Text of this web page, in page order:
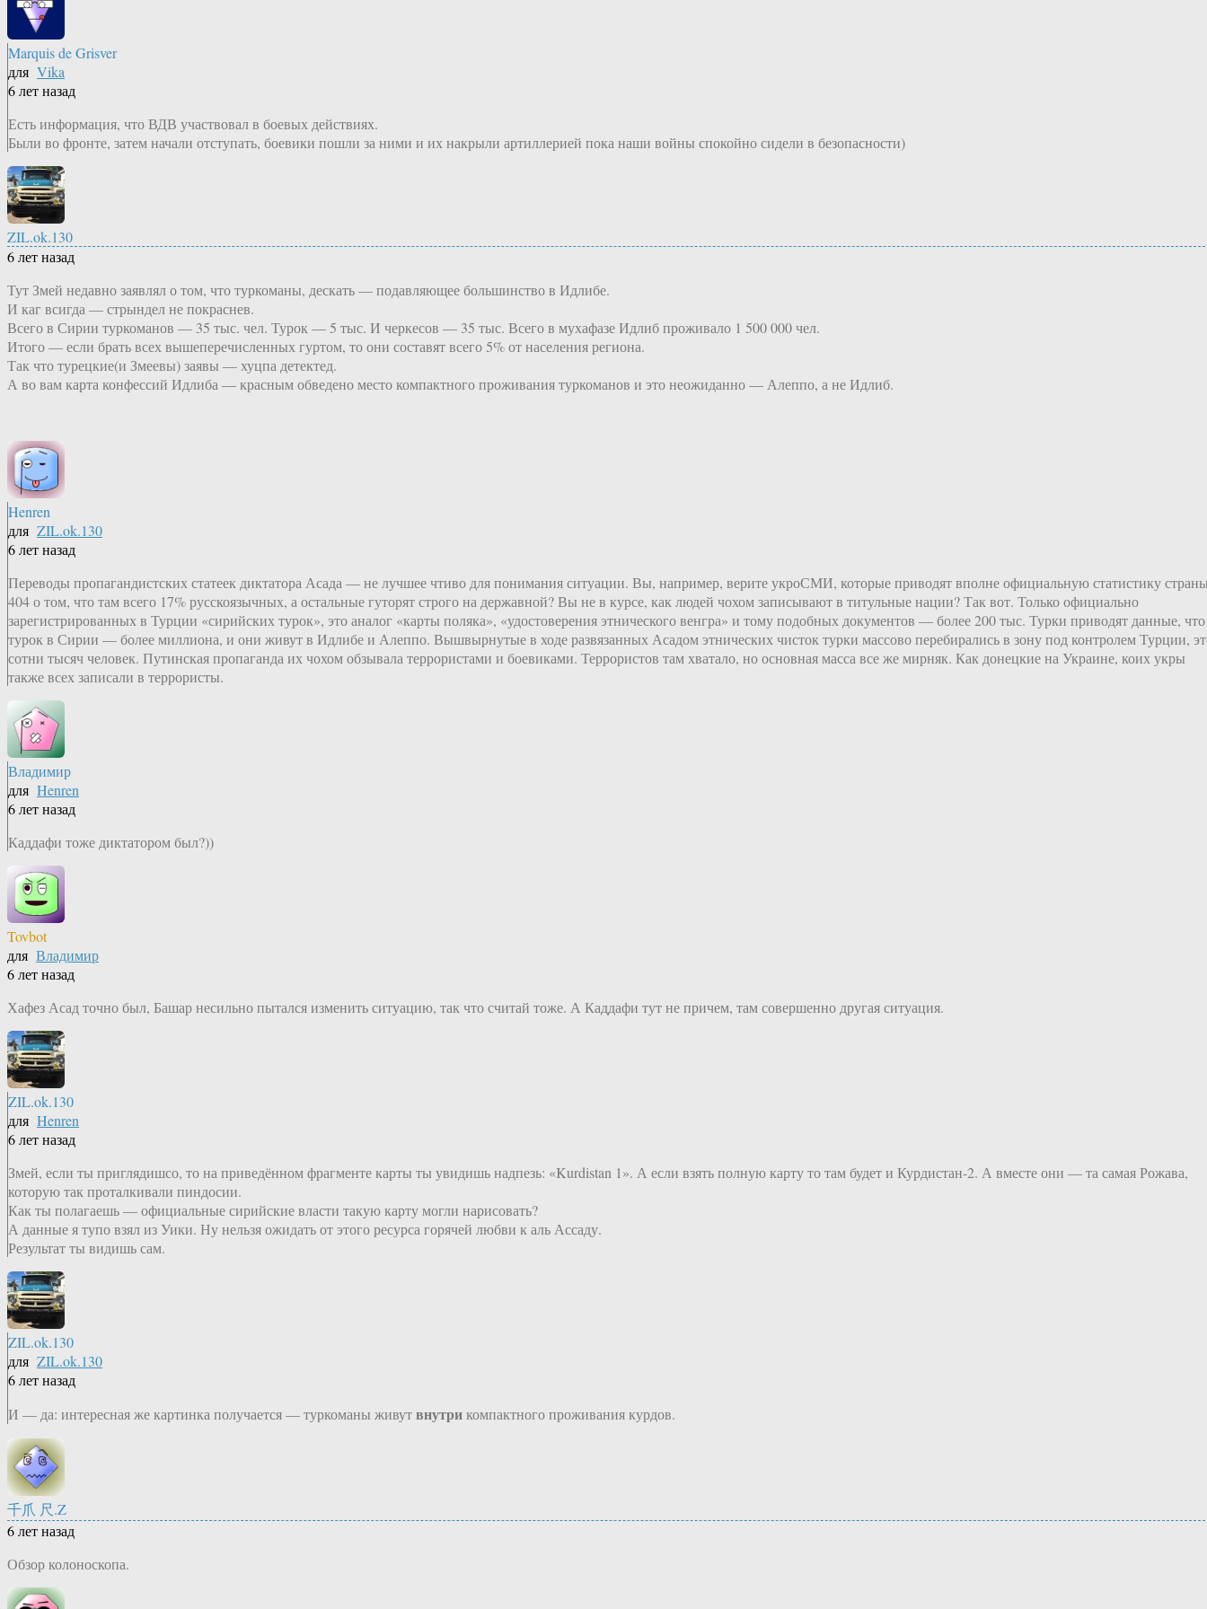
Marquis de Grisver
для Vika
6 лет назад
Есть информация, что ВДВ участвовал в боевых действиях.
Были во фронте, затем начали отступать, боевики пошли за ними и их накрыли артиллерией пока наши войны спокойно сидели в безопасности)
ZIL.ok.130
6 лет назад
Тут Змей недавно заявлял о том, что туркоманы, дескать — подавляющее большинство в Идлибе.
И каг всигда — стрындел не покраснев.
Всего в Сирии туркоманов — 35 тыс. чел. Турок — 5 тыс. И черкесов — 35 тыс. Всего в мухафазе Идлиб проживало 1 500 000 чел.
Итого — если брать всех вышеперечисленных гуртом, то они составят всего 5% от населения региона.
Так что турецкие(и Змеевы) заявы — хуцпа детектед.
А во вам карта конфессий Идлиба — красным обведено место компактного проживания туркоманов и это неожиданно — Алеппо, а не Идлиб.
Henren
для ZIL.ok.130
6 лет назад
Переводы пропагандистских статеек диктатора Асада — не лучшее чтиво для понимания ситуации. Вы, например, верите укроСМИ, которые приводят вполне официальную статистику
404 о том, что там всего 17% русскоязычных, а остальные гуторят строго на державной? Вы не в курсе, как людей чохом записывают в титульные нации? Так вот. Только официально
зарегистрированных в Турции «сирийских турок», это аналог «карты поляка», «удостоверения этнического венгра» и тому подобных документов — более 200 тыс. Турки приводят данные, что
турок в Сирии — более миллиона, и они живут в Идлибе и Алеппо. Вышвырнутые в ходе развязанных Асадом этнических чисток турки массово перебирались в зону под контролем Турции,
сотни тысяч человек. Путинская пропаганда их чохом обзывала террористами и боевиками. Террористов там хватало, но основная масса все же мирняк. Как донецкие на Украине, коих укры
также всех записали в террористы.
Владимир
для Henren
6 лет назад
Каддафи тоже диктатором был?))
Tovbot
для Владимир
6 лет назад
Хафез Асад точно был, Башар несильно пытался изменить ситуацию, так что считай тоже. А Каддафи тут не причем, там совершенно другая ситуация.
ZIL.ok.130
для Henren
6 лет назад
Змей, если ты приглядишсо, то на приведённом фрагменте карты ты увидишь надпезь: «Kurdistan 1». А если взять полную карту то там будет и Курдистан-2. А вместе они — та самая Рожава,
которую так проталкивали пиндосии.
Как ты полагаешь — официальные сирийские власти такую карту могли нарисовать?
А данные я тупо взял из Уики. Ну нельзя ожидать от этого ресурса горячей любви к аль Ассаду.
Результат ты видишь сам.
ZIL.ok.130
для ZIL.ok.130
6 лет назад
И — да: интересная же картинка получается — туркоманы живутвнутрикомпактного проживания курдов.
千爪 尺.Z
6 лет назад
Обзор колоноскопа.